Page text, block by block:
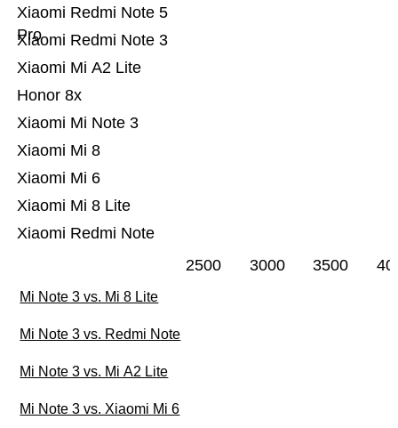
Xiaomi Redmi Note
Xiaomi Mi 8 Lite
Xiaomi Mi 6
Xiaomi Mi 8
Xiaomi Mi Note 3
Honor 8x
Xiaomi Mi A2 Lite
Xiaomi Redmi Note 3
Xiaomi Redmi Note 5
Pro
2500 3000 3500
Mi Note 3 vs. Mi 8 Lite
Mi Note 3 vs. Redmi Note
Mi Note 3 vs. Mi A2 Lite
Mi Note 3 vs. Xiaomi Mi 6